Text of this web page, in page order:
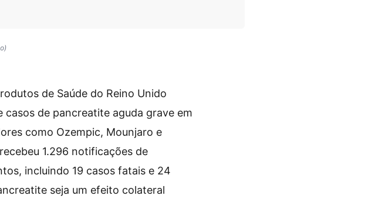
de Saúde do Reino Unido
de pancreatite aguda grave em
como Ozempic, Mounjaro e
1.296 notificações de
incluindo 19 casos fatais e 24
seja um efeito colateral